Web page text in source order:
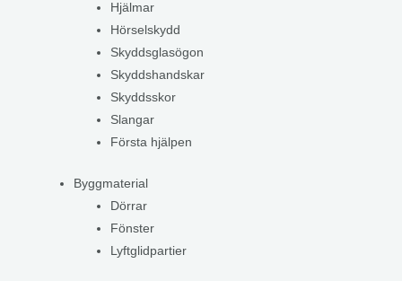
Hjälmar
Hörselskydd
Skyddsglasögon
Skyddshandskar
Skyddsskor
Slangar
Första hjälpen
Byggmaterial
Dörrar
Fönster
Lyftglidpartier